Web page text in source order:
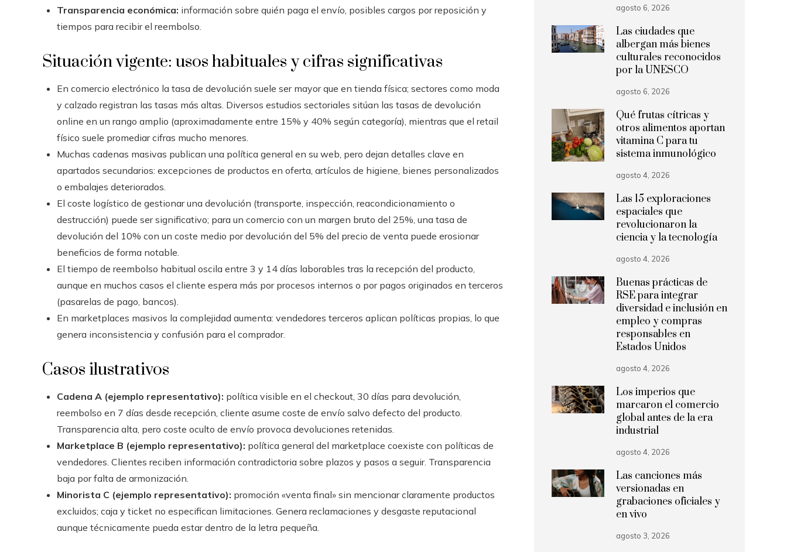
Transparencia económica: información sobre quién paga el envío, posibles cargos por reposición y
tiempos para recibir el reembolso.
Situación vigente: usos habituales y cifras significativas
En comercio electrónico la tasa de devolución suele ser mayor que en tienda física; sectores como moda
y calzado registran las tasas más altas. Diversos estudios sectoriales sitúan las tasas de devolución
online en un rango amplio (aproximadamente entre 15% y 40% según categoría), mientras que el retail
físico suele promediar cifras mucho menores.
Muchas cadenas masivas publican una política general en su web, pero dejan detalles clave en
apartados secundarios: excepciones de productos en oferta, artículos de higiene, bienes personalizados
o embalajes deteriorados.
El coste logístico de gestionar una devolución (transporte, inspección, reacondicionamiento o
destrucción) puede ser significativo; para un comercio con un margen bruto del 25%, una tasa de
devolución del 10% con un coste medio por devolución del 5% del precio de venta puede erosionar
beneficios de forma notable.
El tiempo de reembolso habitual oscila entre 3 y 14 días laborables tras la recepción del producto,
aunque en muchos casos el cliente espera más por procesos internos o por pagos originados en terceros
(pasarelas de pago, bancos).
En marketplaces masivos la complejidad aumenta: vendedores terceros aplican políticas propias, lo que
genera inconsistencia y confusión para el comprador.
Casos ilustrativos
Cadena A (ejemplo representativo): política visible en el checkout, 30 días para devolución,
reembolso en 7 días desde recepción, cliente asume coste de envío salvo defecto del producto.
Transparencia alta, pero coste oculto de envío provoca devoluciones retenidas.
Marketplace B (ejemplo representativo): política general del marketplace coexiste con políticas de
vendedores. Clientes reciben información contradictoria sobre plazos y pasos a seguir. Transparencia
baja por falta de armonización.
Minorista C (ejemplo representativo): promoción «venta final» sin mencionar claramente productos
excluidos; caja y ticket no especifican limitaciones. Genera reclamaciones y desgaste reputacional
aunque técnicamente pueda estar dentro de la letra pequeña.
agosto 6, 2026
Las ciudades que
albergan más bienes
culturales reconocidos
por la UNESCO
agosto 6, 2026
Qué frutas cítricas y
otros alimentos aportan
vitamina C para tu
sistema inmunológico
agosto 4, 2026
Las 15 exploraciones
espaciales que
revolucionaron la
ciencia y la tecnología
agosto 4, 2026
Buenas prácticas de
RSE para integrar
diversidad e inclusión en
empleo y compras
responsables en
Estados Unidos
agosto 4, 2026
Los imperios que
marcaron el comercio
global antes de la era
industrial
agosto 4, 2026
Las canciones más
versionadas en
grabaciones oficiales y
en vivo
agosto 3, 2026